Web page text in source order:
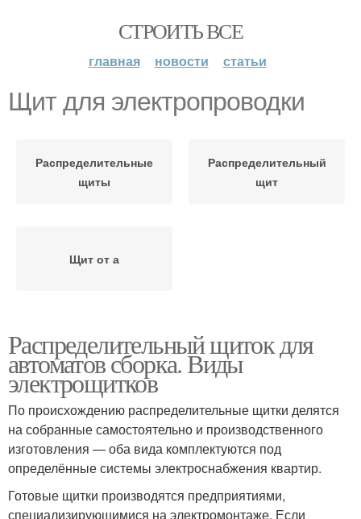
СТРОИТЬ ВСЕ
главная новости статьи
Щит для электропроводки
Распределительные
щиты
Распределительный
щит
Щит от а
Распределительный щиток для
автоматов сборка. Виды
электрощитков
По происхождению распределительные щитки делятся
на собранные самостоятельно и производственного
изготовления — оба вида комплектуются под
определённые системы электроснабжения квартир.
Готовые щитки производятся предприятиями,
специализирующимися на электромонтаже. Если